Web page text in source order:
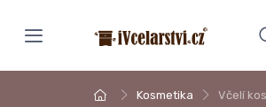
Kosmetika Včelí